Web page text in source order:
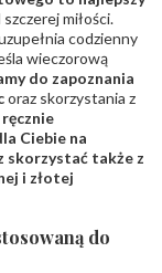
miłości.
codzienny
wieczorową
do zapoznania
oraz skorzystania z
Ciebie na
skorzystać także z
i złotej
do